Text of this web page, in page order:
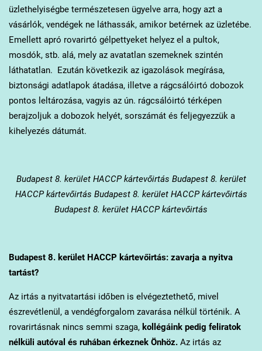
üzlethelyiségbe természetesen ügyelve arra, hogy azt a
vásárlók, vendégek ne láthassák, amikor betérnek az üzletébe.
Emellett apró rovarirtó gélpettyeket helyez el a pultok,
mosdók, stb. alá, mely az avatatlan szemeknek szintén
láthatatlan. Ezután következik az igazolások megírása,
biztonsági adatlapok átadása, illetve a rágcsálóirtó dobozok
pontos leltározása, vagyis az ún. rágcsálóirtó térképen
berajzoljuk a dobozok helyét, sorszámát és feljegyezzük a
kihelyezés dátumát.
Budapest 8. kerületHACCP kártevőirtás Budapest 8. kerület
HACCP kártevőirtás Budapest 8. kerület HACCP kártevőirtás
Budapest 8. kerület HACCP kártevőirtás
Budapest 8. kerület HACCP kártevőirtás: zavarja a nyitva
tartást?
Az irtás a nyitvatartási időben is elvégeztethető, mivel
észrevétlenül, a vendégforgalom zavarása nélkül történik. A
rovarirtásnak nincs semmi szaga, kollégáink pedig feliratok
nélküli autóval és ruhában érkeznek Önhöz. Az irtás az